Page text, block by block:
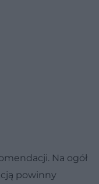
Na ogół
powinny